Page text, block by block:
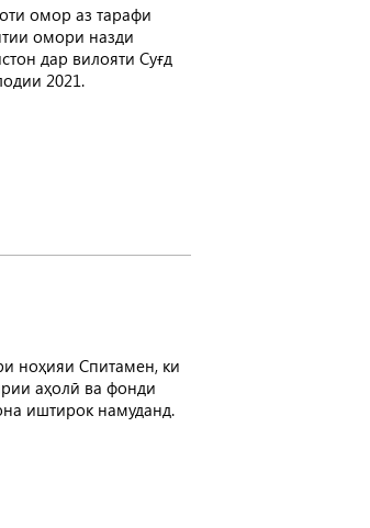
омор аз тарафи
омори назди
дар вилояти Суғд
2021.
ноҳияи Спитамен, ки
аҳолӣ ва фонди
иштирок намуданд.